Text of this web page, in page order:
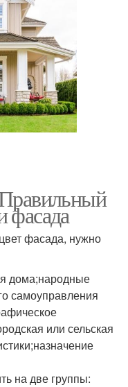
фасада
фасада, нужно
дома;народные
самоуправления
или сельская
на две группы: